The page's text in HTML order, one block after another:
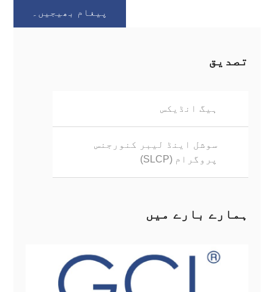
تصدیق
ہیگ انڈیکس
سوشل اینڈ لیبر کنورجنس
پروگرام (SLCP)
ہمارے بارے میں
پیغام بھیجیں۔